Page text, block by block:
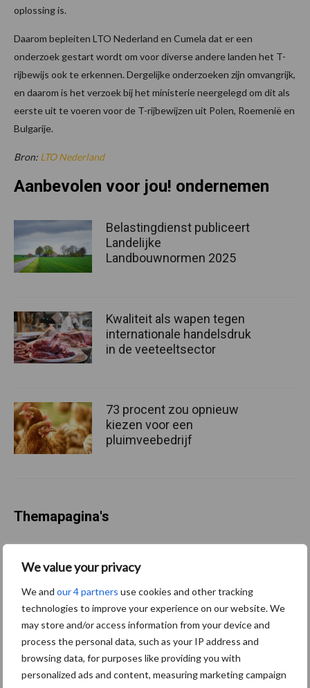
We value your privacy
We and our 4 partners use cookies and other tracking
technologies to improve your experience on our website. We
may store and/or access information from your device and
process the personal data, such as your IP address and
browsing data, for purposes like providing you with
personalized ads and content, measuring marketing campaign
oplossing is.
Daarom bepleiten LTO Nederland en Cumela dat er een
onderzoek gestart wordt om voor diverse andere landen het T-
rijbewijs ook te erkennen. Dergelijke onderzoeken zijn omvangrijk,
en daarom is het verzoek bij het ministerie neergelegd om dit als
eerste uit te voeren voor de T-rijbewijzen uit Polen, Roemenië en
Bulgarije.
Bron: LTO Nederland
Aanbevolen voor jou! ondernemen
Belastingdienst publiceert
Landelijke
Landbouwnormen 2025
Kwaliteit als wapen tegen
internationale handelsdruk
in de veeteeltsector
73 procent zou opnieuw
kiezen voor een
pluimveebedrijf
Themapagina's
Pluimveerechten Stikstof